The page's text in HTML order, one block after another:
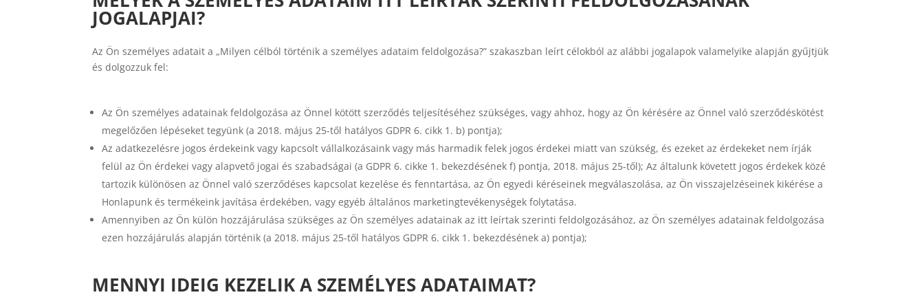
JOGALAPJAI?
Az Ön személyes adatait a „Milyen célból történik a személyes adataim feldolgozása?” szakaszban leírt célokból az alábbi jogalapok valamelyike alapján gyűjtjük
és dolgozzuk fel:
Az Ön személyes adatainak feldolgozása az Önnel kötött szerződés teljesítéséhez szükséges, vagy ahhoz, hogy az Ön kérésére az Önnel való szerződéskötést
megelőzően lépéseket tegyünk (a 2018. május 25-től hatályos GDPR 6. cikk 1. b) pontja);
Az adatkezelésre jogos érdekeink vagy kapcsolt vállalkozásaink vagy más harmadik felek jogos érdekei miatt van szükség, és ezeket az érdekeket nem írják
felül az Ön érdekei vagy alapvető jogai és szabadságai (a GDPR 6. cikke 1. bekezdésének f) pontja, 2018. május 25-től); Az általunk követett jogos érdekek közé
tartozik különösen az Önnel való szerződéses kapcsolat kezelése és fenntartása, az Ön egyedi kéréseinek megválaszolása, az Ön visszajelzéseinek kikérése a
Honlapunk és termékeink javítása érdekében, vagy egyéb általános marketingtevékenységek folytatása.
Amennyiben az Ön külön hozzájárulása szükséges az Ön személyes adatainak az itt leírtak szerinti feldolgozásához, az Ön személyes adatainak feldolgozása
ezen hozzájárulás alapján történik (a 2018. május 25-től hatályos GDPR 6. cikk 1. bekezdésének a) pontja);
MENNYI IDEIG KEZELIK A SZEMÉLYES ADATAIMAT?